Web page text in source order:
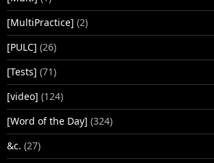
[MultiPractice] (2)
[PULC] (26)
[Tests] (71)
[video] (124)
[Word of the Day] (324)
&c. (27)